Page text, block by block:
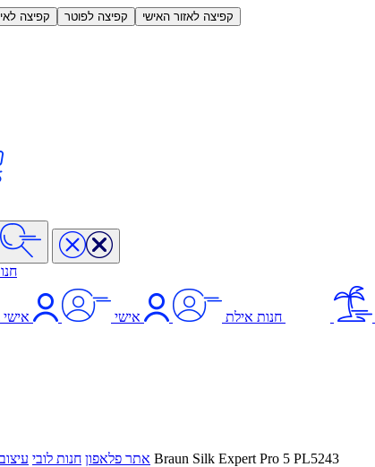
קפיצה קפיצה לפוטר קפיצה לאזור האישי
חנות אילת אישי אישי
אתר פלאפון חנות לובי מסיר שיער Braun Silk Expert Pro 5 PL5243